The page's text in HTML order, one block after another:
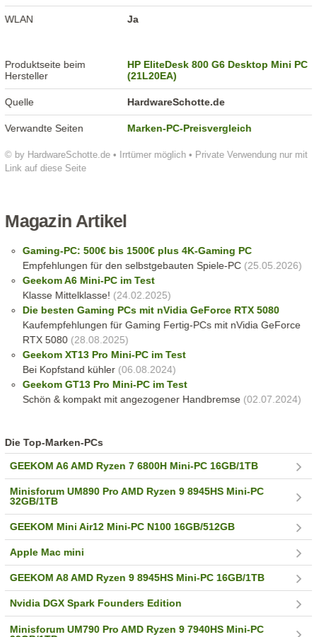
© by HardwareSchotte.de • Irrtümer möglich • Private Verwendung nur mit
Link auf diese Seite
WLAN Ja
Produktseite beim
Hersteller
HP EliteDesk 800 G6 Desktop Mini PC
(21L20EA)
Quelle HardwareSchotte.de
Verwandte Seiten Marken-PC-Preisvergleich
Magazin Artikel
Gaming-PC: 500€ bis 1500€ plus 4K-Gaming PC
Empfehlungen für den selbstgebauten Spiele-PC(25.05.2026)
Geekom A6 Mini-PC im Test
Klasse Mittelklasse! (24.02.2025)
Die besten Gaming PCs mit nVidia GeForce RTX 5080
Kaufempfehlungen für Gaming Fertig-PCs mit nVidia GeForce
RTX 5080(28.08.2025)
Geekom XT13 Pro Mini-PC im Test
Bei Kopfstand kühler(06.08.2024)
Geekom GT13 Pro Mini-PC im Test
Schön & kompakt mit angezogener Handbremse (02.07.2024)
Die Top-Marken-PCs
GEEKOM A6 AMD Ryzen 7 6800H Mini-PC 16GB/1TB
Minisforum UM890 Pro AMD Ryzen 9 8945HS Mini-PC
32GB/1TB
GEEKOM Mini Air12 Mini-PC N100 16GB/512GB
Apple Mac mini
GEEKOM A8 AMD Ryzen 9 8945HS Mini-PC 16GB/1TB
Nvidia DGX Spark Founders Edition
Minisforum UM790 Pro AMD Ryzen 9 7940HS Mini-PC